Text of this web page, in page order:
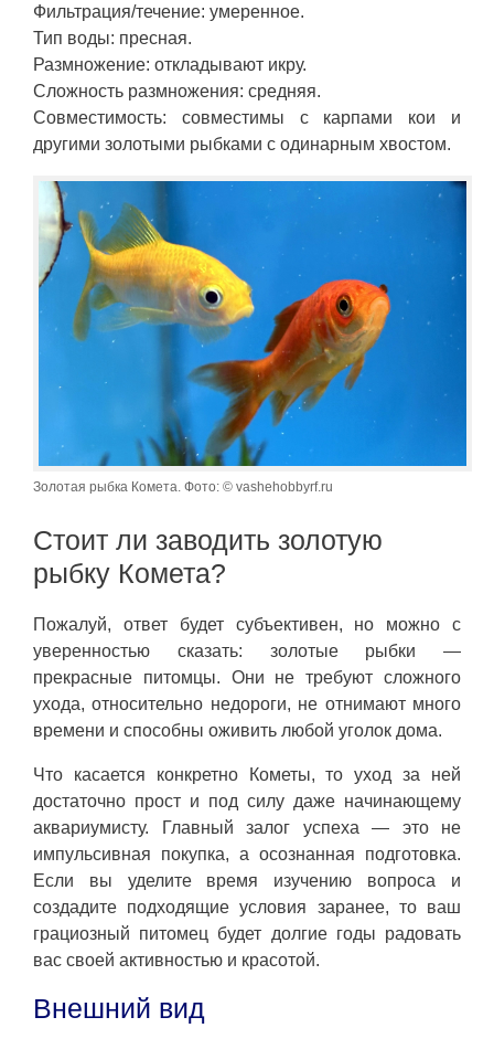
Фильтрация/течение: умеренное.
Тип воды: пресная.
Размножение: откладывают икру.
Сложность размножения: средняя.
Совместимость: совместимы с карпами кои и
другими золотыми рыбками с одинарным хвостом.
Золотая рыбка Комета. Фото: © vashehobbyrf.ru
Стоит ли заводить золотую
рыбку Комета?
Пожалуй, ответ будет субъективен, но можно с
уверенностью сказать: золотые рыбки —
прекрасные питомцы. Они не требуют сложного
ухода, относительно недороги, не отнимают много
времени и способны оживить любой уголок дома.
Что касается конкретно Кометы, то уход за ней
достаточно прост и под силу даже начинающему
аквариумисту. Главный залог успеха — это не
импульсивная покупка, а осознанная подготовка.
Если вы уделите время изучению вопроса и
создадите подходящие условия заранее, то ваш
грациозный питомец будет долгие годы радовать
вас своей активностью и красотой.
Внешний вид